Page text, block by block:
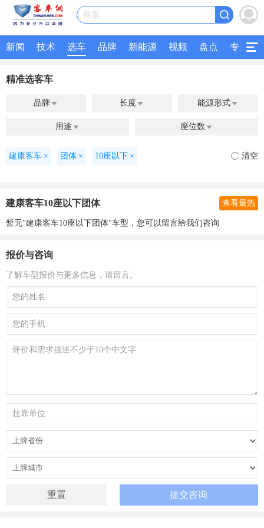
搜索
新闻 技术 选车 品牌 新能源 视频 盘点 专题
精准选客车
品牌  长度  能源形式 
用途  座位数 
建康客车 × 团体 × 10座以下 × 清空
建康客车10座以下团体 查看最热
暂无"建康客车10座以下团体"车型，您可以留言给我们咨询
报价与咨询
了解车型报价与更多信息，请留言。